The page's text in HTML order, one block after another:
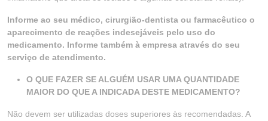
Informe ao seu médico, cirurgião-dentista ou farmacêutico o
aparecimento de reações indesejáveis pelo uso do
medicamento. Informe também à empresa através do seu
serviço de atendimento.
O QUE FAZER SE ALGUÉM USAR UMA QUANTIDADE
MAIOR DO QUE A INDICADA DESTE MEDICAMENTO?
Não devem ser utilizadas doses superiores às recomendadas. A